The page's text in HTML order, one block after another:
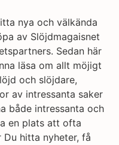
nya och välkända
av Slöjdmagaisnet
Sedan här
läsa om allt möjigt
och slöjdare,
av intressanta saker
både intressanta och
en plats att ofta
hitta nyheter, få